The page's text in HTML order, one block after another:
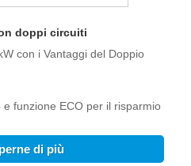
doppi circuiti
con i Vantaggi del Doppio
funzione ECO per il risparmio
è pari a 120 V.
di più